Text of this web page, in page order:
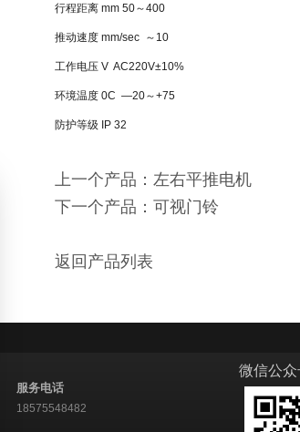
行程距离 mm 50～400
推动速度 mm/sec ～10
工作电压 V AC220V±10%
环境温度 0C —20～+75
防护等级 IP 32
上一个产品：左右平推电机
下一个产品：可视门铃
返回产品列表
服务电话
18575548482
微信公众